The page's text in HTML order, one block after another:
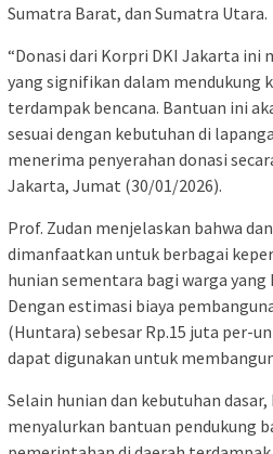
Sumatra Barat, dan Sumatra Utara.
“Donasi dari Korpri DKI Jakarta ini
yang signifikan dalam mendukung
terdampak bencana. Bantuan ini
sesuai dengan kebutuhan di
menerima penyerahan donasi
Jakarta, Jumat (30/01/2026).
Prof. Zudan menjelaskan bahwa
dimanfaatkan untuk berbagai
hunian sementara bagi warga
Dengan estimasi biaya
(Huntara) sebesar Rp.15 juta per-
dapat digunakan untuk
Selain hunian dan kebutuhan
menyalurkan bantuan pendukung